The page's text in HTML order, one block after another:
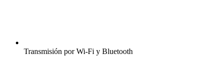
Transmisión por Wi-Fi y Bluetooth